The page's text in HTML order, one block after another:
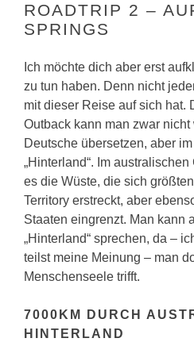
ROADTRIP 2 –
SPRINGS
Ich möchte dich aber erst
zu tun haben. Denn nicht
mit dieser Reise auf sich hat.
Outback kann man zwar
Deutsche übersetzen, aber
„Hinterland“. Im
es die Wüste, die sich
Territory erstreckt, aber
Staaten eingrenzt. Man kann
„Hinterland“ sprechen, da –
teilst meine Meinung – man
Menschenseele trifft.
7000KM DURCH
HINTERLAND